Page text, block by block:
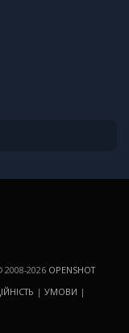
2026 OPENSHOT
| УМОВИ |